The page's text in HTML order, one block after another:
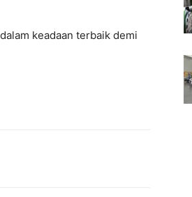
keadaan terbaik demi